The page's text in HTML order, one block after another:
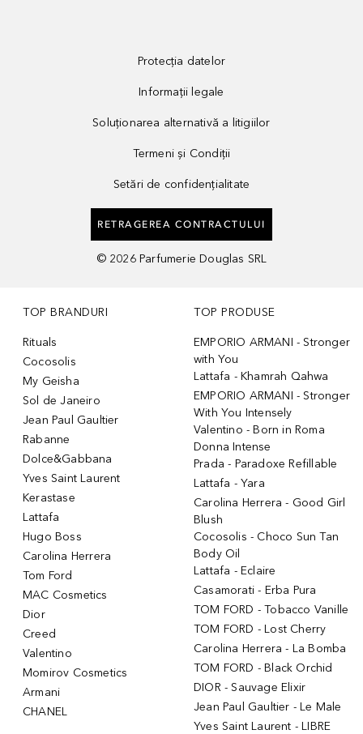
Protecția datelor
Informații legale
Soluționarea alternativă a litigiilor
Termeni și Condiții
Setări de confidențialitate
RETRAGEREA CONTRACTULUI
© 2026 Parfumerie Douglas SRL
TOP BRANDURI
Rituals
Cocosolis
My Geisha
Sol de Janeiro
Jean Paul Gaultier
Rabanne
Dolce&Gabbana
Yves Saint Laurent
Kerastase
Lattafa
Hugo Boss
Carolina Herrera
Tom Ford
MAC Cosmetics
Dior
Creed
Valentino
Momirov Cosmetics
Armani
CHANEL
TOP PRODUSE
EMPORIO ARMANI - Stronger
with You
Lattafa - Khamrah Qahwa
EMPORIO ARMANI - Stronger
With You Intensely
Valentino - Born in Roma
Donna Intense
Prada - Paradoxe Refillable
Lattafa - Yara
Carolina Herrera - Good Girl
Blush
Cocosolis - Choco Sun Tan
Body Oil
Lattafa - Eclaire
Casamorati - Erba Pura
TOM FORD - Tobacco Vanille
TOM FORD - Lost Cherry
Carolina Herrera - La Bomba
TOM FORD - Black Orchid
DIOR - Sauvage Elixir
Jean Paul Gaultier - Le Male
Yves Saint Laurent - LIBRE